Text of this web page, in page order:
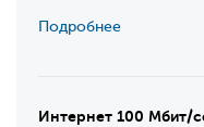
Подробнее
Интернет 100 Мбит/